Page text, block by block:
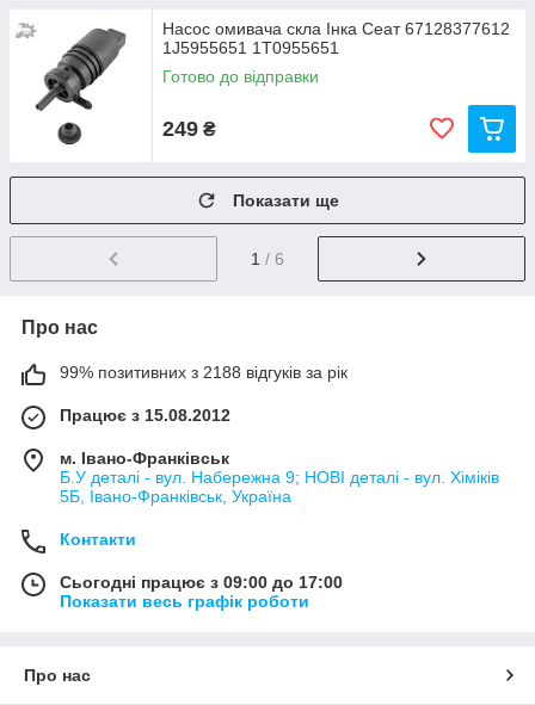
Насос омивача скла Інка Сеат 67128377612
1J5955651 1T0955651
Готово до відправки
249 ₴
Показати ще
1 / 6
Про нас
99% позитивних з 2188 відгуків за рік
Працює з 15.08.2012
м. Івано-Франківськ
Б.У деталі - вул. Набережна 9; НОВІ деталі - вул. Хіміків
5Б, Івано-Франківськ, Україна
Контакти
Сьогодні працює з 09:00 до 17:00
Показати весь графік роботи
Про нас